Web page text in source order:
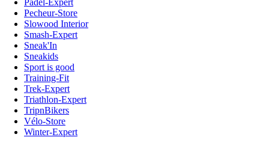
Padel-Expert
Pecheur-Store
Slowood Interior
Smash-Expert
Sneak'In
Sneakids
Sport is good
Training-Fit
Trek-Expert
Triathlon-Expert
TripnBikers
Vélo-Store
Winter-Expert